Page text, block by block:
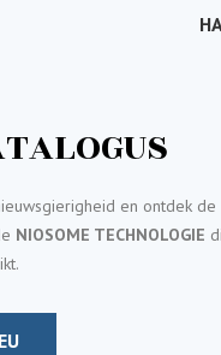
en ontdek de
NIOSOME TECHNOLOGIE